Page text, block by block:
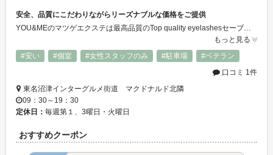
安全、品質にこだわりながらリーズナブルな価格をご提供
YOU&MEのマツゲエクステは最高品質のTop quality eyelashesセーブルを使用、お肌にに優しい安全な国産グルーにこだわりました。アレルギーの方には医療用グルーも取り揃えております。よりリーズナブル価格を目指し、付け放題本数制限無の5,400円、2週間以内リペア2,700円です。生コラ導入コースやテレビでおなじみのDr.リセラコース、美肌脱毛も人気メニューです。
もっと見る
#安い
#個室 #女性スタッフのみ #駐車場
#ベテラン
口コミ 1件
東名沼津インターグルメ街道 マクドナルド北隣
09：30～19：30
定休日： 毎週第１、3曜日・火曜日
おすすめクーポン